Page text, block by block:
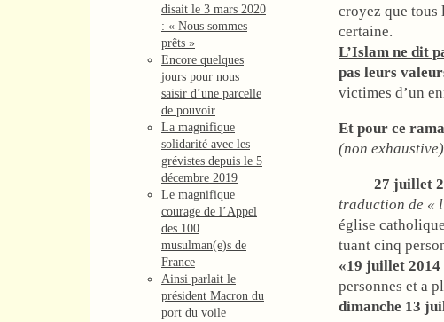
croyez que tous
certaine.
L’Islam ne dit
pas leurs
victimes d’un
Et pour ce
(non exhaustive)
27 juillet
traduction de «
église
tuant cinq
«19 juillet 2014
personnes et a
dimanche 13
disait le 3 mars 2020
: « Nous sommes
prêts »
Encore quelques
jours pour nous
saisir d’une parcelle
de pouvoir
La magnifique
solidarité avec les
grévistes depuis le 5
décembre 2019
Le magnifique
courage de l’Appel
des 100
musulman(e)s de
France
Ainsi parlait le
président Macron du
port du voile